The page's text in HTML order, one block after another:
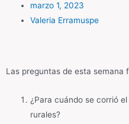
marzo 1, 2023
Valeria Erramuspe
Las preguntas de esta semana
¿Para cuándo se corrió
rurales?